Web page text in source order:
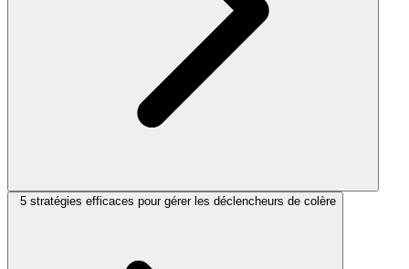
5 stratégies efficaces pour gérer les déclencheurs de colère